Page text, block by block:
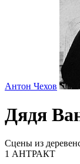
Антон Чехов
Дядя
Сцены из
1 АНТРАКТ